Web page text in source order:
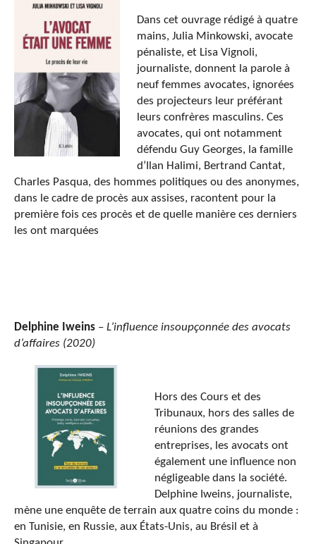
Dans cet ouvrage rédigé à quatre
mains, Julia Minkowski, avocate
pénaliste, et Lisa Vignoli,
journaliste, donnent la parole à
neuf femmes avocates, ignorées
des projecteurs leur préférant
leurs confrères masculins. Ces
avocates, qui ont notamment
défendu Guy Georges, la famille
d’Ilan Halimi, Bertrand Cantat,
Charles Pasqua, des hommes politiques ou des anonymes,
dans le cadre de procès aux assises, racontent pour la
première fois ces procès et de quelle manière ces derniers
les ont marquées
Delphine Iweins – L’influence insoupçonnée des avocats
d’affaires (2020)
Hors des Cours et des
Tribunaux, hors des salles de
réunions des grandes
entreprises, les avocats ont
également une influence non
négligeable dans la société.
Delphine Iweins, journaliste,
mène une enquête de terrain aux quatre coins du monde :
en Tunisie, en Russie, aux États-Unis, au Brésil et à